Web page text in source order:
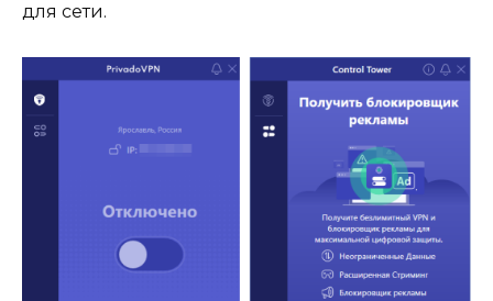
для сети.